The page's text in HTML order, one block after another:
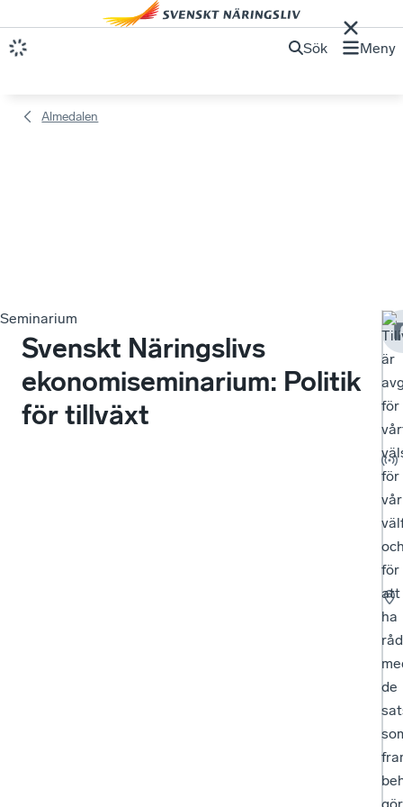
Sök Meny
Almedalen
Seminarium
Svenskt Näringslivs
ekonomiseminarium: Politik
för tillväxt
är
för
för
vår
för
att
ha
råd
de